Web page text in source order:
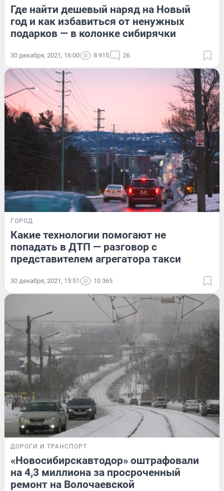
Где найти дешевый наряд на Новый
год и как избавиться от ненужных
подарков — в колонке сибирячки
30 декабря, 2021, 16:00 8 915 26
ГОРОД
Какие технологии помогают не
попадать в ДТП — разговор с
представителем агрегатора такси
30 декабря, 2021, 15:51 10 365
ДОРОГИ И ТРАНСПОРТ
«Новосибирскавтодор» оштрафовали
на 4,3 миллиона за просроченный
ремонт на Волочаевской